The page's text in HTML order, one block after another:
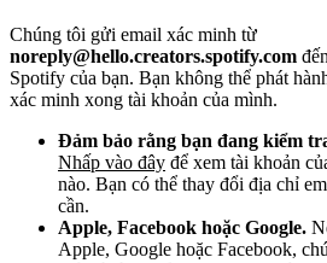
Chúng tôi gửi email xác minh từ
noreply@hello.creators.spotify.com
Spotify của bạn. Bạn không thể phát
xác minh xong tài khoản của mình.
Đảm bảo rằng bạn đang kiểm
Nhấp vào đây để xem tài khoản
nào. Bạn có thể thay đổi địa chỉ
cần.
Apple, Facebook hoặc Google.
Apple, Google hoặc Facebook,